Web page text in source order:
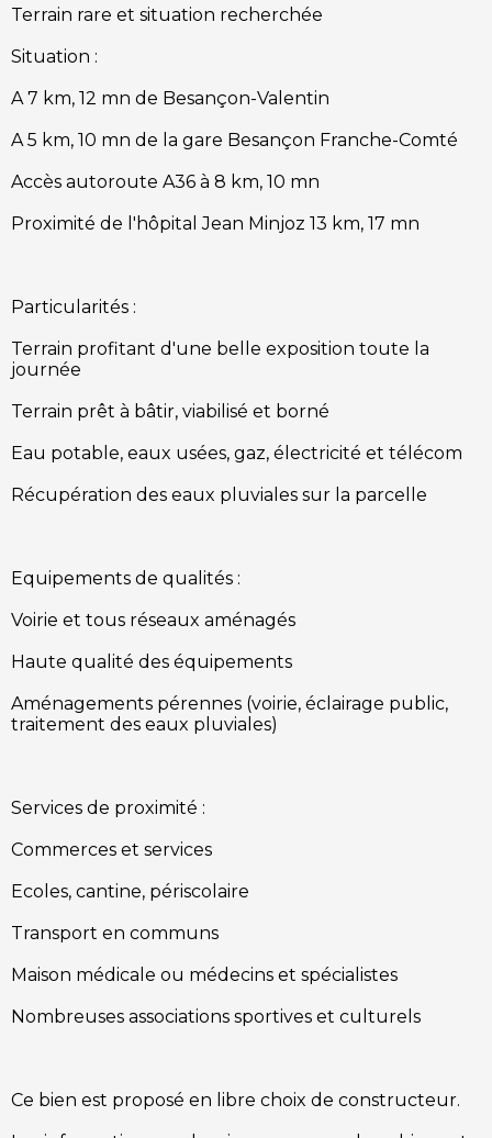
Terrain rare et situation recherchée
Situation :
A 7 km, 12 mn de Besançon-Valentin
A 5 km, 10 mn de la gare Besançon Franche-Comté
Accès autoroute A36 à 8 km, 10 mn
Proximité de l'hôpital Jean Minjoz 13 km, 17 mn
Particularités :
Terrain profitant d'une belle exposition toute la
journée
Terrain prêt à bâtir, viabilisé et borné
Eau potable, eaux usées, gaz, électricité et télécom
Récupération des eaux pluviales sur la parcelle
Equipements de qualités :
Voirie et tous réseaux aménagés
Haute qualité des équipements
Aménagements pérennes (voirie, éclairage public,
traitement des eaux pluviales)
Services de proximité :
Commerces et services
Ecoles, cantine, périscolaire
Transport en communs
Maison médicale ou médecins et spécialistes
Nombreuses associations sportives et culturels
Ce bien est proposé en libre choix de constructeur.